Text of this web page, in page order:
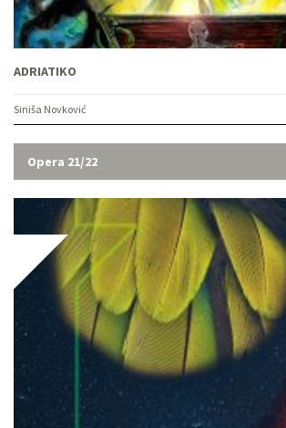
ADRIATIKO
Siniša Novković
Opera 21/22